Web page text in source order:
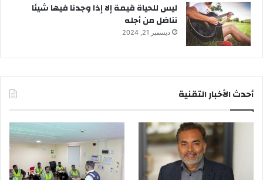
ليس للحياة قيمة إلا إذا وجدنا فيها شيئا
نناضل من أجله
ديسمبر 21, 2024
أحدث الأخبار التقنية